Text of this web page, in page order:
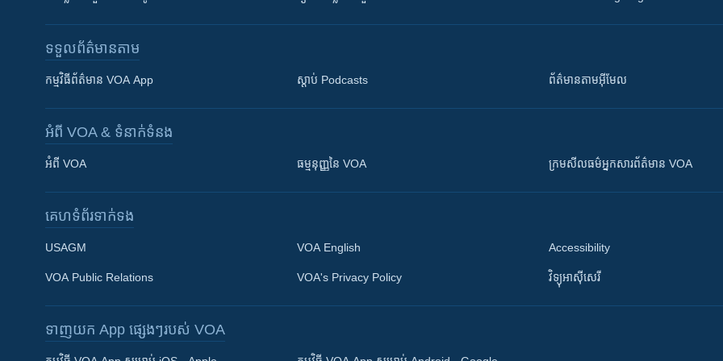
Khmer English
ទទួល​ព័ត៌មាន​តាម
កម្មវិធី​ព័ត៌មាន VOA App ស្តាប់ Podcasts ព័ត៌មាន​តាម​អ៊ីមែល
អំពី​ VOA & ទំនាក់ទំនង
អំពី​ VOA ធម្មនុញ្ញ​នៃ VOA ក្រម​​​សីលធម៌​​​អ្នក​​​សារព័ត៌មាន VOA
គេហទំព័រ​​ទាក់ទង
USAGM
VOA Public Relations
VOA English
VOA's Privacy Policy
Accessibility
វិទ្យុ​អាស៊ី​សេរី
ទាញយក​ App ផ្សេងៗ​របស់​ VOA